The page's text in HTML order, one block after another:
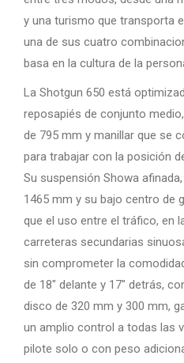
y una turismo que transporta
una de sus cuatro
basa en la cultura de la
La Shotgun 650 está
reposapiés de conjunto
de 795 mm y manillar que se
para trabajar con la posición
Su suspensión Showa
1465 mm y su bajo centro de
que el uso entre el tráfico, en
carreteras secundarias
sin comprometer la
de 18″ delante y 17″ detrás,
disco de 320 mm y 300 mm,
un amplio control a todas las
pilote solo o con peso